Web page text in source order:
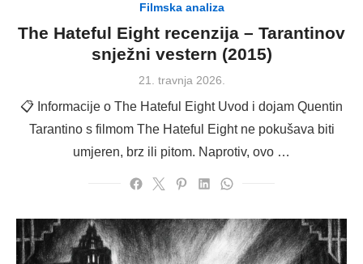
Filmska analiza
The Hateful Eight recenzija – Tarantinov
snježni vestern (2015)
Posted
21. travnja 2026.
📋 Informacije o The Hateful Eight Uvod i dojam Quentin
Tarantino s filmom The Hateful Eight ne pokušava biti
umjeren, brz ili pitom. Naprotiv, ovo …